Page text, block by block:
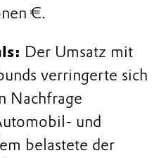
€.
Der Umsatz mit
verringerte sich
Nachfrage
und
belastete der